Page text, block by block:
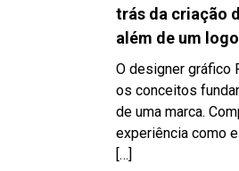
trás da criação
além de um
O designer gráfico
os conceitos
de uma marca.
experiência como
[…]